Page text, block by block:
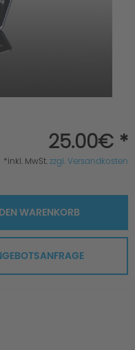
25.00€ *
*inkl. MwSt.zzgl. Versandkosten
WARENKORB